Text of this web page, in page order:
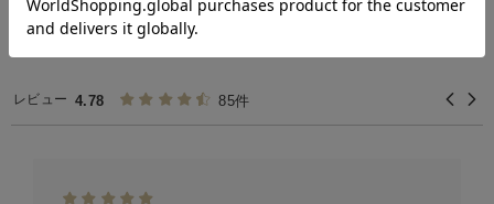
ベビーベッド・布団 （ベビー・新生児） 膝丈
の高評価レビュー
レビュー 4.78 85件